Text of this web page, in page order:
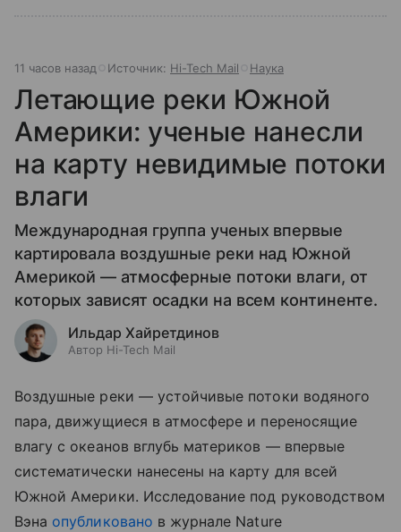
11 часов назад Источник: Hi-Tech Mail Наука
Летающие реки Южной
Америки: ученые нанесли
на карту невидимые потоки
влаги
Международная группа ученых впервые
картировала воздушные реки над Южной
Америкой — атмосферные потоки влаги, от
которых зависят осадки на всем континенте.
Ильдар Хайретдинов
Автор Hi-Tech Mail
Воздушные реки — устойчивые потоки водяного
пара, движущиеся в атмосфере и переносящие
влагу с океанов вглубь материков — впервые
систематически нанесены на карту для всей
Южной Америки. Исследование под руководством
Вэна опубликовано в журнале Nature